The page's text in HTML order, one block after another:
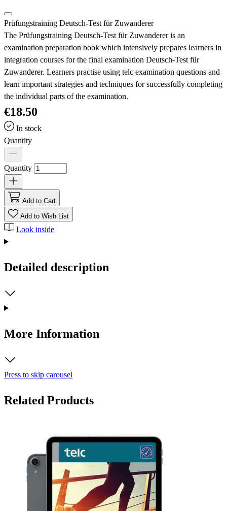
Prüfungstraining Deutsch-Test für Zuwanderer
The Prüfungstraining Deutsch-Test für Zuwanderer is an
examination preparation book which intensively prepares learners in
integration courses for the final examination Deutsch-Test für
Zuwanderer. Learners practise using telc examination questions and
learn important strategies and techniques for successfully completing
the individual parts of the examination.
€18.50
In stock
Quantity
Quantity
Add to Cart
Add to Wish List
Look inside
Detailed description
More Information
Press to skip carousel
Related Products